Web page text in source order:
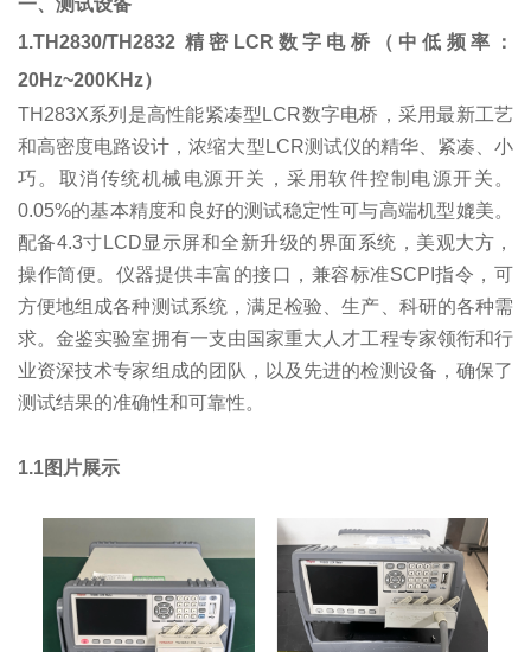
一、测试设备
1.TH2830/TH2832 精密LCR数字电桥（中低频率：
20Hz~200KHz）
TH283X系列是高性能紧凑型LCR数字电桥，采用最新工艺
和高密度电路设计，浓缩大型LCR测试仪的精华、紧凑、小
巧。取消传统机械电源开关，采用软件控制电源开关。
0.05%的基本精度和良好的测试稳定性可与高端机型媲美。
配备4.3寸LCD显示屏和全新升级的界面系统，美观大方，
操作简便。仪器提供丰富的接口，兼容标准SCPI指令，可
方便地组成各种测试系统，满足检验、生产、科研的各种需
求。金鉴实验室拥有一支由国家重大人才工程专家领衔和行
业资深技术专家组成的团队 ，以及先进的检测设备，确保了
测试结果的准确性和可靠性。
1.1图片展示